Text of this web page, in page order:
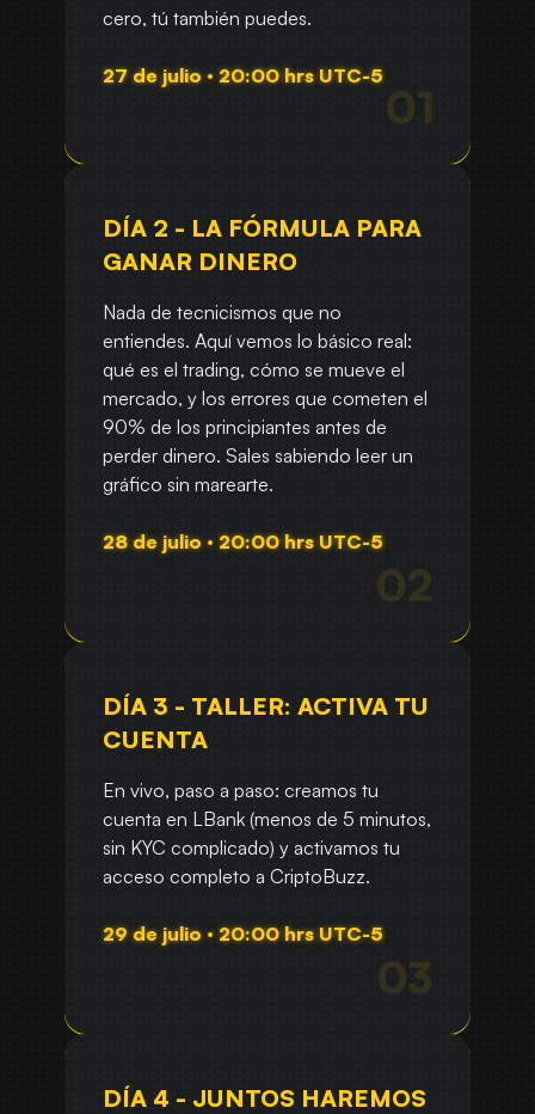
cero, tú también puedes.
27 de julio · 20:00 hrs UTC-5
DÍA 2 - LA FÓRMULA PARA
GANAR DINERO
Nada de tecnicismos que no
entiendes. Aquí vemos lo básico real:
qué es el trading, cómo se mueve el
mercado, y los errores que cometen el
90% de los principiantes antes de
perder dinero. Sales sabiendo leer un
gráfico sin marearte.
28 de julio · 20:00 hrs UTC-5
DÍA 3 - TALLER: ACTIVA TU
CUENTA
En vivo, paso a paso: creamos tu
cuenta en LBank (menos de 5 minutos,
sin KYC complicado) y activamos tu
acceso completo a CriptoBuzz.
29 de julio · 20:00 hrs UTC-5
DÍA 4 - JUNTOS HAREMOS